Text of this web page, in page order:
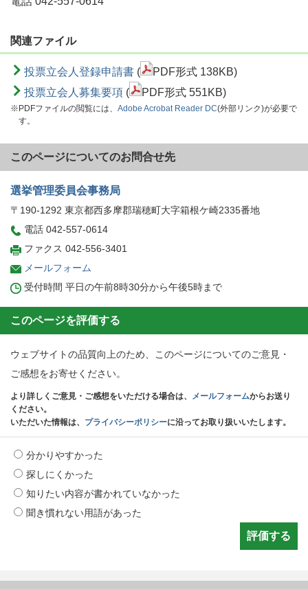
関連ファイル
投票立会人登録申請書 (
PDF形式 138KB)
投票立会人募集要項 ( PDF形式 551KB)
※PDFファイルの閲覧には、 Adobe Acrobat Reader DC(外部リンク)が必要で
す。
このページについてのお問合せ先
選挙管理委員会事務局
〒190-1292 東京都西多摩郡瑞穂町大字箱根ケ崎2335番地
電話 042-557-0614
ファクス 042-556-3401
メールフォーム
受付時間 平日の午前8時30分から午後5時まで
このページを評価する
ウェブサイトの品質向上のため、このページについてのご意見・
ご感想をお寄せください。
より詳しくご意見・ご感想をいただける場合は、 メールフォームからお送り
ください。
いただいた情報は、 プライバシーポリシーに沿ってお取り扱いいたします。
分かりやすかった
探しにくかった
知りたい内容が書かれていなかった
聞き慣れない用語があった